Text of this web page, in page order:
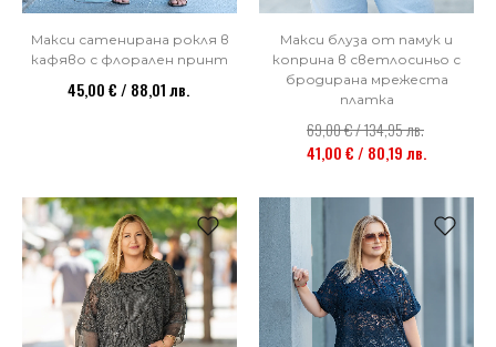
Макси сатенирана рокля в
кафяво с флорален принт
45,00 € / 88,01 лв.
Макси блуза от памук и
коприна в светлосиньо с
бродирана мрежеста
платка
69,00 € / 134,95 лв.
41,00 € / 80,19 лв.